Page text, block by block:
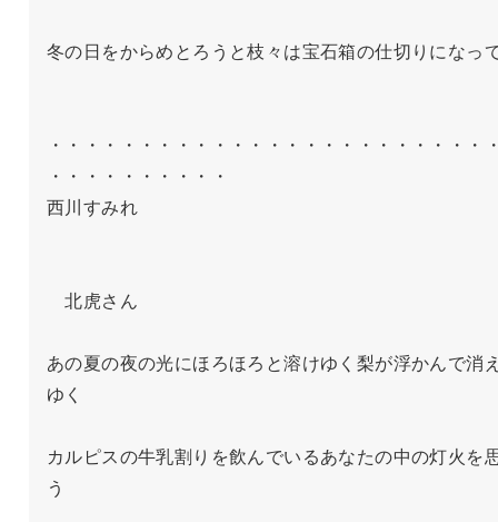
冬の日をからめとろうと枝々は宝石箱の仕切りになっ
・・・・・・・・・・・・・・・・・・・・・・・・
・・・・・・・・・・
西川すみれ
北虎さん
あの夏の夜の光にほろほろと溶けゆく梨が浮かんで消
ゆく
カルピスの牛乳割りを飲んでいるあなたの中の灯火を
う